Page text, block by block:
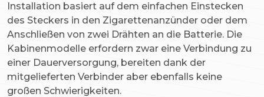
Installation basiert auf dem einfachen Einstecken
des Steckers in den Zigarettenanzünder oder dem
Anschließen von zwei Drähten an die Batterie. Die
Kabinenmodelle erfordern zwar eine Verbindung zu
einer Dauerversorgung, bereiten dank der
mitgelieferten Verbinder aber ebenfalls keine
großen Schwierigkeiten.